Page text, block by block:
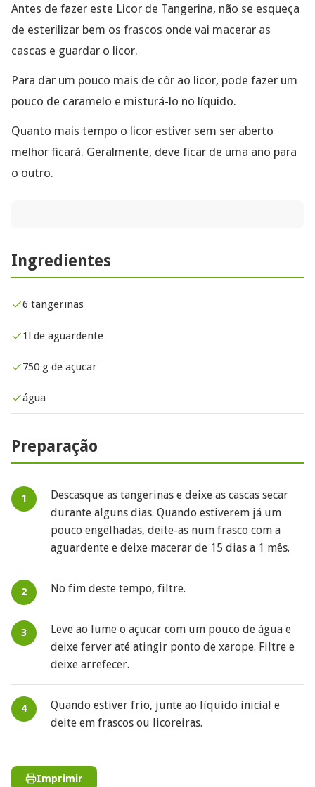
Antes de fazer este Licor de Tangerina, não se esqueça
de esterilizar bem os frascos onde vai macerar as
cascas e guardar o licor.
Para dar um pouco mais de côr ao licor, pode fazer um
pouco de caramelo e misturá-lo no líquido.
Quanto mais tempo o licor estiver sem ser aberto
melhor ficará. Geralmente, deve ficar de uma ano para
o outro.
Ingredientes
6 tangerinas
1l de aguardente
750 g de açucar
água
Preparação
Descasque as tangerinas e deixe as cascas secar
durante alguns dias. Quando estiverem já um
pouco engelhadas, deite-as num frasco com a
aguardente e deixe macerar de 15 dias a 1 mês.
No fim deste tempo, filtre.
Leve ao lume o açucar com um pouco de água e
deixe ferver até atingir ponto de xarope. Filtre e
deixe arrefecer.
Quando estiver frio, junte ao líquido inicial e
deite em frascos ou licoreiras.
Imprimir